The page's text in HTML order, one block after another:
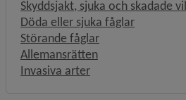
Skyddsjakt, sjuka och skadade
Döda eller sjuka fåglar
Störande fåglar
Allemansrätten
Invasiva arter